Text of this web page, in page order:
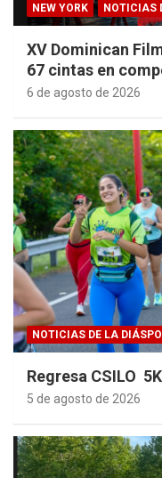
NEW YORK NOTICIAS
XV Dominican
67 cintas en
6 de agosto de 2026
NOTICIAS DE LA
Regresa CSILO
5 de agosto de 2026